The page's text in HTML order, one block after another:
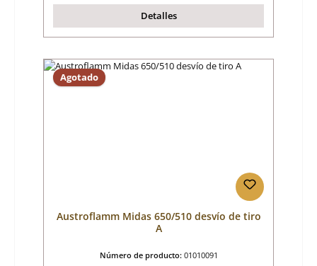
Detalles
Agotado
Austroflamm Midas 650/510 desvío de tiro
A
Número de producto: 01010091